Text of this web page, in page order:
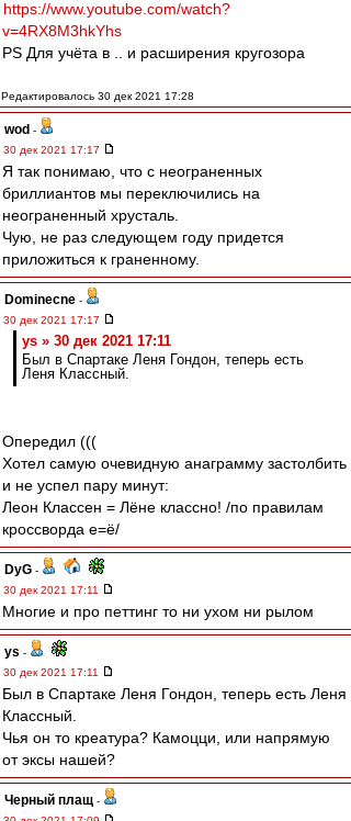
https://www.youtube.com/watch?
v=4RX8M3hkYhs
PS Для учёта в .. и расширения кругозора
Редактировалось 30 дек 2021 17:28
wod -
30 дек 2021 17:17
Я так понимаю, что с неограненных
бриллиантов мы переключились на
неограненный хрусталь.
Чую, не раз следующем году придется
приложиться к граненному.
Dominecne -
30 дек 2021 17:17
ys » 30 дек 2021 17:11
Был в Спартаке Леня Гондон, теперь есть
Леня Классный.
Опередил (((
Хотел самую очевидную анаграмму застолбить
и не успел пару минут:
Леон Классен = Лёне классно! /по правилам
кроссворда е=ё/
DyG -
30 дек 2021 17:11
Многие и про петтинг то ни ухом ни рылом
ys -
30 дек 2021 17:11
Был в Спартаке Леня Гондон, теперь есть Леня
Классный.
Чья он то креатура? Камоцци, или напрямую
от эксы нашей?
Черный плащ -